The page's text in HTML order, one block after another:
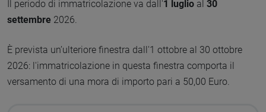
Il periodo di immatricolazione va dall'1 luglio al 30
settembre 2026.
È prevista un’ulteriore finestra dall'1 ottobre al 30 ottobre
2026: l'immatricolazione in questa finestra comporta il
versamento di una mora di importo pari a 50,00 Euro.